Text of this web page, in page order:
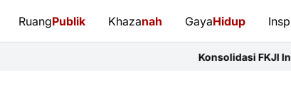
RuangPublik Khazanah GayaHidup
Konsolidasi FKJI Indramayu: 14